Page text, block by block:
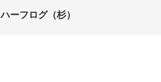
ハーフログ（杉）